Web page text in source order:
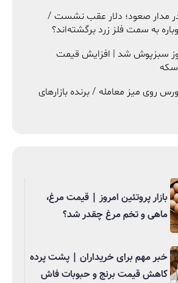
مدار صعود؛ دلار عقب نشست /
به سمت فلز زرد برگشته‌اند؟
سبزپوش شد | افزایش قیمت
روی میز معامله / برنده بازارهای
بازار پروتئین امروز | قیمت مرغ،
ماهی و تخم مرغ چقدر شد؟
خبر مهم برای خریداران | پشت پرده
کاهش قیمت برنج و حبوبات فاش